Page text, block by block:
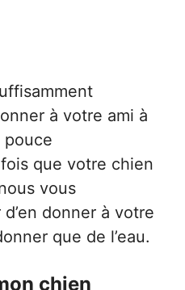
à votre ami à
que votre chien
vous
donner à votre
que de l’eau.
chien